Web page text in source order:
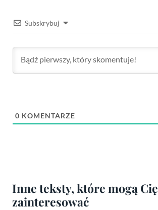
Subskrybuj
0 KOMENTARZE
Inne teksty, które mogą Cię
zainteresować